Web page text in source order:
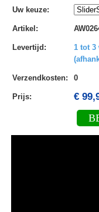
Uw keuze:
Artikel :
Levertijd :
1 tot 3
Verzendkosten: 0
Prijs: €